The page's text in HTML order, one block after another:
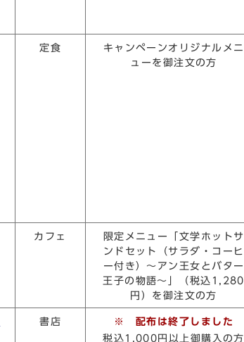
定食
キャンペーンオリジナルメニ
ューを御注文の方
カフェ
限定メニュー「文学ホットサ
ンドセット（サラダ・コーヒ
ー付き）～アン王女とバター
王子の物語～」（税込1,280
円）を御注文の方
書店
※ 配布は終了しました
税込1,000円以上御購入の方